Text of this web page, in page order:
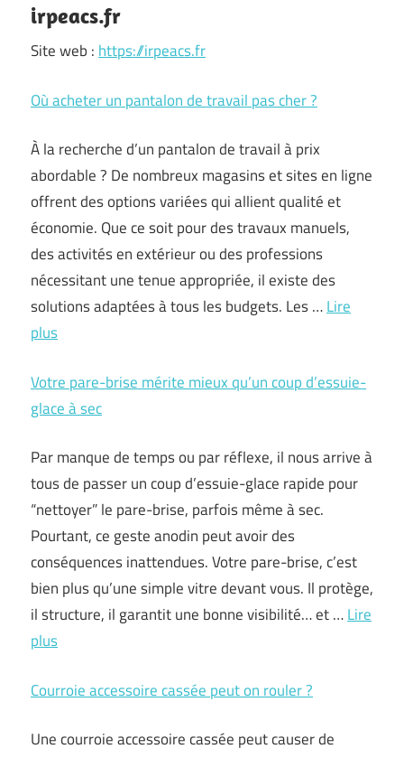
irpeacs.fr
Site web : https://irpeacs.fr
Où acheter un pantalon de travail pas cher ?
À la recherche d’un pantalon de travail à prix
abordable ? De nombreux magasins et sites en ligne
offrent des options variées qui allient qualité et
économie. Que ce soit pour des travaux manuels,
des activités en extérieur ou des professions
nécessitant une tenue appropriée, il existe des
solutions adaptées à tous les budgets. Les …Lire
plus
Votre pare-brise mérite mieux qu’un coup d’essuie-
glace à sec
Par manque de temps ou par réflexe, il nous arrive à
tous de passer un coup d’essuie-glace rapide pour
“nettoyer” le pare-brise, parfois même à sec.
Pourtant, ce geste anodin peut avoir des
conséquences inattendues. Votre pare-brise, c’est
bien plus qu’une simple vitre devant vous. Il protège,
il structure, il garantit une bonne visibilité… et …Lire
plus
Courroie accessoire cassée peut on rouler ?
Une courroie accessoire cassée peut causer de